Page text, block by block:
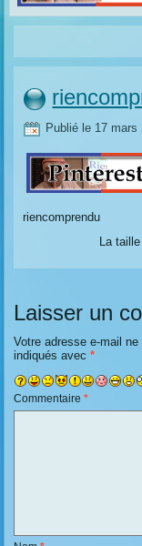
Publié le 17 mars
riencomprendu
La
Laisser un
Votre adresse e-mail
indiqués avec*
Commentaire*